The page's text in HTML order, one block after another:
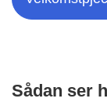
Sådan ser